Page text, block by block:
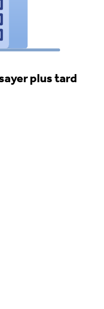
plus tard